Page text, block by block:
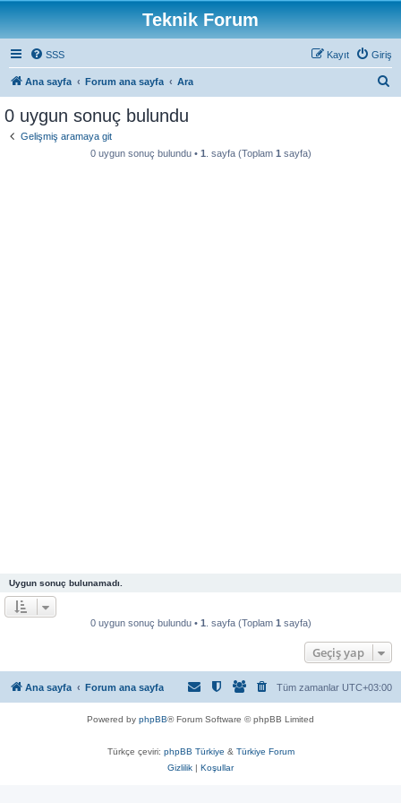
Teknik Forum
SSS Giriş
Kayıt
Ana sayfa Forum ana sayfa Ara
0 uygun sonuç bulundu
Gelişmiş aramaya git
0 uygun sonuç bulundu • 1 . sayfa (Toplam 1 sayfa)
Uygun sonuç bulunamadı.
0 uygun sonuç bulundu • 1 . sayfa (Toplam 1 sayfa)
Geçiş yap
Ana sayfa Forum ana sayfa Tüm zamanlar UTC+03:00
Powered by phpBB® Forum Software © phpBB Limited
Türkçe çeviri: phpBB Türkiye & Türkiye Forum
Gizlilik | Koşullar